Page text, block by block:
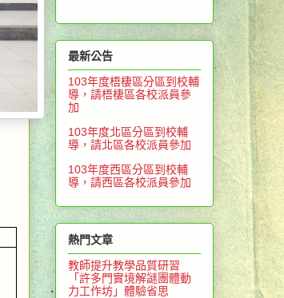
最新公告
103年度梧棲區分區到校輔
導，請梧棲區各校派員參
加
103年度北區分區到校輔
導，請北區各校派員參加
103年度西區分區到校輔
導，請西區各校派員參加
熱門文章
教師提升教學品質研習
「許多門實境解謎團體動
力工作坊」體驗省思